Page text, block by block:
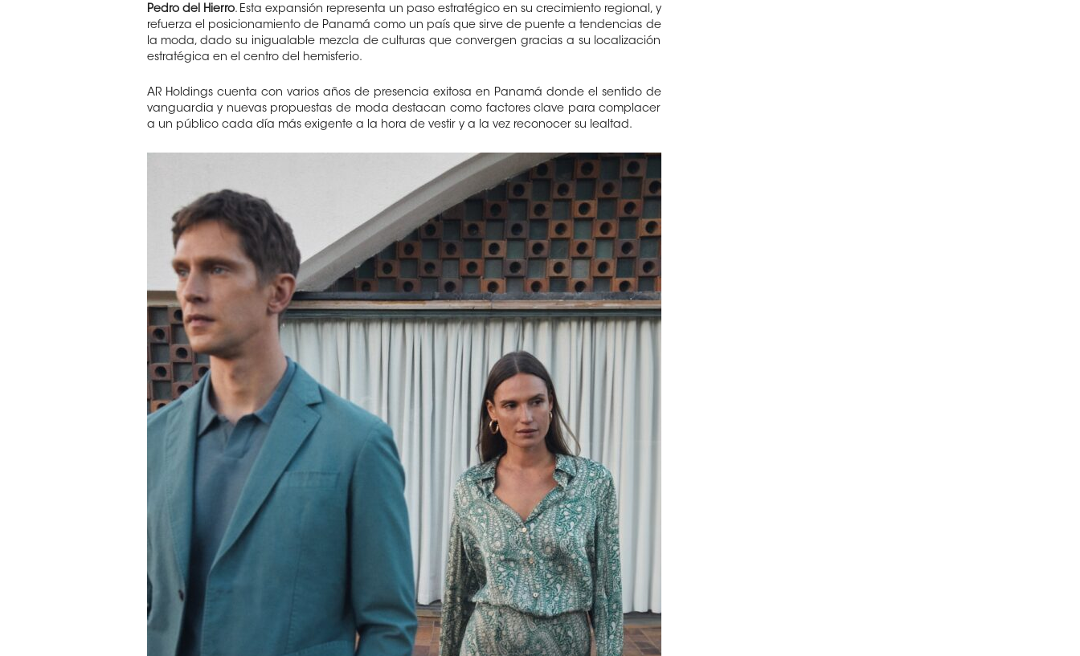
Pedro del Hierro. Esta expansión representa un paso estratégico en su crecimiento regional, y
refuerza el posicionamiento de Panamá como un país que sirve de puente a tendencias de
la moda, dado su inigualable mezcla de culturas que convergen gracias a su localización
estratégica en el centro del hemisferio.
AR Holdings cuenta con varios años de presencia exitosa en Panamá donde el sentido de
vanguardia y nuevas propuestas de moda destacan como factores clave para complacer
a un público cada día más exigente a la hora de vestir y a la vez reconocer su lealtad.